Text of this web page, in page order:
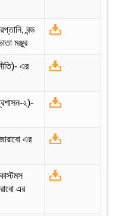
বন্ড
মঞ্জুর
এর
২)-
এর
এর